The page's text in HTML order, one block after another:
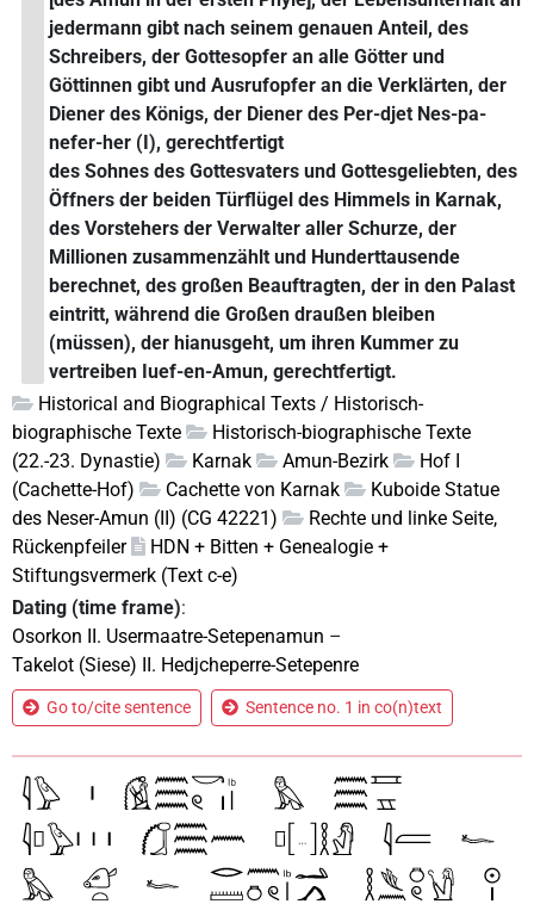
jedermann gibt nach seinem genauen Anteil, des
Schreibers, der Gottesopfer an alle Götter und
Göttinnen gibt und Ausrufopfer an die Verklärten, der
Diener des Königs, der Diener des Per-djet Nes-pa-
nefer-her (I), gerechtfertigt
des Sohnes des Gottesvaters und Gottesgeliebten, des
Öffners der beiden Türflügel des Himmels in Karnak,
des Vorstehers der Verwalter aller Schurze, der
Millionen zusammenzählt und Hunderttausende
berechnet, des großen Beauftragten, der in den Palast
eintritt, während die Großen draußen bleiben
(müssen), der hianusgeht, um ihren Kummer zu
vertreiben Iuef-en-Amun, gerechtfertigt.
Historical and Biographical Texts / Historisch-
biographische Texte
Historisch-biographische Texte
(22.-23. Dynastie)
Karnak Amun-Bezirk
Hof I
(Cachette-Hof)
Cachette von Karnak
Kuboide Statue
des Neser-Amun (II) (CG 42221)
Rechte und linke Seite,
Rückenpfeiler
HDN + Bitten + Genealogie +
Stiftungsvermerk (Text c-e)
Dating (time frame):
Osorkon II. Usermaatre-Setepenamun –
Takelot (Siese) II. Hedjcheperre-Setepenre
Go to/cite sentence Sentence no. 1 in co(n)text